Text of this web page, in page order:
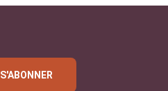
S'ABONNER